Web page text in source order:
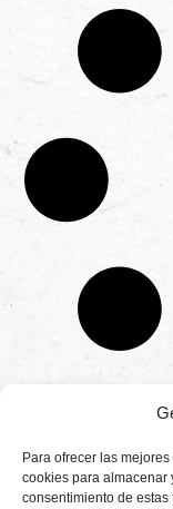
Para ofrecer las
cookies para almacenar
consentimiento de estas
de